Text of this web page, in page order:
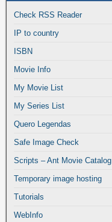
Check RSS Reader
IP to country
ISBN
Movie Info
My Movie List
My Series List
Quero Legendas
Safe Image Check
Scripts – Ant Movie Catalog
Temporary image hosting
Tutorials
WebInfo